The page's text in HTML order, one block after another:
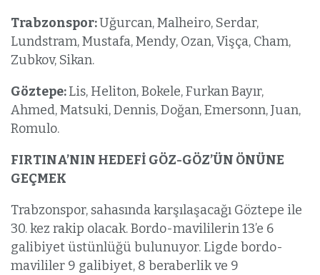
Trabzonspor:Uğurcan, Malheiro, Serdar,
Lundstram, Mustafa, Mendy, Ozan, Vişça, Cham,
Zubkov, Sikan.
Göztepe:Lis, Heliton, Bokele, Furkan Bayır,
Ahmed, Matsuki, Dennis, Doğan, Emersonn, Juan,
Romulo.
FIRTINA’NIN HEDEFİ GÖZ-GÖZ’ÜN ÖNÜNE
GEÇMEK
Trabzonspor, sahasında karşılaşacağı Göztepe ile
30. kez rakip olacak. Bordo-mavililerin 13’e 6
galibiyet üstünlüğü bulunuyor. Ligde bordo-
mavililer 9 galibiyet, 8 beraberlik ve 9